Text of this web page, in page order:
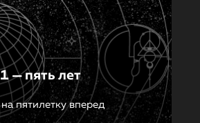
— пять лет
пятилетку вперед